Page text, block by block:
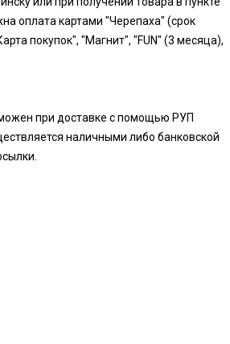
оплата картами "Черепаха" (срок
покупок", "Магнит", "FUN" (3 месяца),
при доставке с помощью РУП
наличными либо банковской